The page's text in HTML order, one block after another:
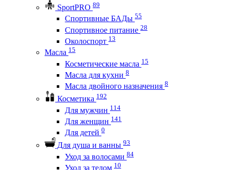
SportPRO 89
Спортивные БАДы 55
Спортивное питание 28
Околоспорт 13
Масла 15
Косметические масла 15
Масла для кухни 8
Масла двойного назначения 8
Косметика 192
Для мужчин 114
Для женщин 141
Для детей 0
Для душа и ванны 93
Уход за волосами 84
Уход за телом 10